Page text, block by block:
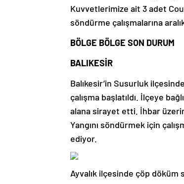
Kuvvetlerimize ait 3 adet
söndürme çalışmalarına
BÖLGE BÖLGE SON DURUM
BALIKESİR
Balıkesir’in Susurluk
çalışma başlatıldı. İlçeye
alana sirayet etti. İhbar
Yangını söndürmek için
ediyor.
Ayvalık ilçesinde çöp döküm